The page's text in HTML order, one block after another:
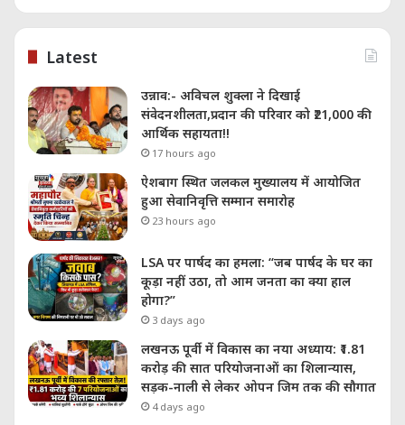
Latest
उन्नाव:- अविचल शुक्ला ने दिखाई
संवेदनशीलता,प्रदान की परिवार को ₹21,000 की
आर्थिक सहायता!!
17 hours ago
ऐशबाग स्थित जलकल मुख्यालय में आयोजित
हुआ सेवानिवृत्ति सम्मान समारोह
23 hours ago
LSA पर पार्षद का हमला: “जब पार्षद के घर का
कूड़ा नहीं उठा, तो आम जनता का क्या हाल
होगा?”
3 days ago
लखनऊ पूर्वी में विकास का नया अध्याय: ₹1.81
करोड़ की सात परियोजनाओं का शिलान्यास,
सड़क-नाली से लेकर ओपन जिम तक की सौगात
4 days ago